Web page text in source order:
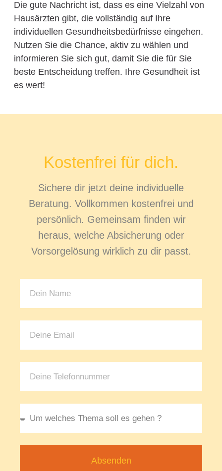
Die gute Nachricht ist, dass es eine Vielzahl von
Hausärzten gibt, die vollständig auf Ihre
individuellen Gesundheitsbedürfnisse eingehen.
Nutzen Sie die Chance, aktiv zu wählen und
informieren Sie sich gut, damit Sie die für Sie
beste Entscheidung treffen. Ihre Gesundheit ist
es wert!
Kostenfrei für dich.
Sichere dir jetzt deine individuelle
Beratung. Vollkommen kostenfrei und
persönlich. Gemeinsam finden wir
heraus, welche Absicherung oder
Vorsorgelösung wirklich zu dir passt.
Absenden